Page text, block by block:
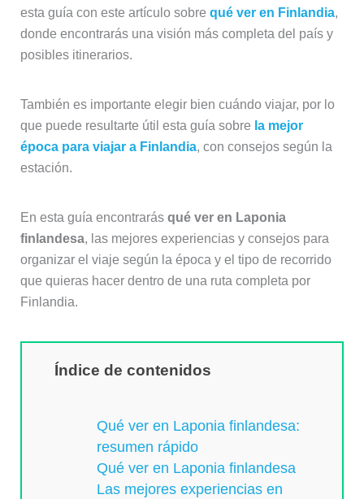
esta guía con este artículo sobre qué ver en Finlandia,
donde encontrarás una visión más completa del país y
posibles itinerarios.
También es importante elegir bien cuándo viajar, por lo
que puede resultarte útil esta guía sobre la mejor
época para viajar a Finlandia, con consejos según la
estación.
En esta guía encontrarás qué ver en Laponia
finlandesa, las mejores experiencias y consejos para
organizar el viaje según la época y el tipo de recorrido
que quieras hacer dentro de una ruta completa por
Finlandia.
Índice de contenidos
Qué ver en Laponia finlandesa:
resumen rápido
Qué ver en Laponia finlandesa
Las mejores experiencias en